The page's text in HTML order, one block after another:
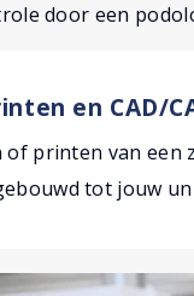
door een
en CAD/
of printen van een
tot jouw